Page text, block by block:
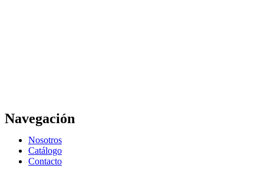
Navegación
Nosotros
Catálogo
Contacto